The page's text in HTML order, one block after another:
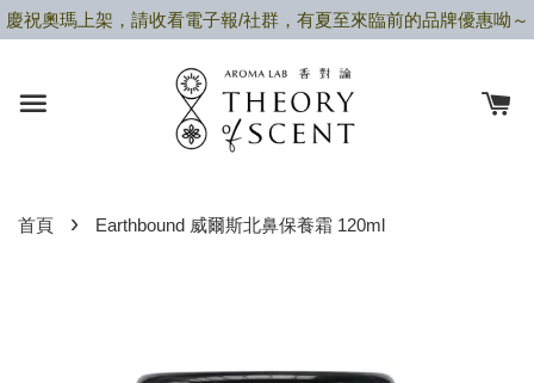
慶祝奧瑪上架，請收看電子報/社群，有夏至來臨前的品牌優惠呦～
首頁 › Earthbound 威爾斯北鼻保養霜 120ml